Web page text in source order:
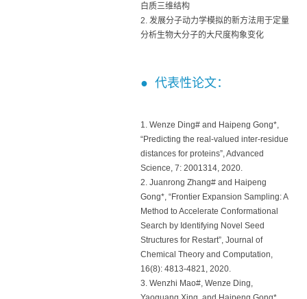
白质三维结构
2. 发展分子动力学模拟的新方法用于定量
分析生物大分子的大尺度构象变化
● 代表性论文：
1. Wenze Ding# and Haipeng Gong*,
“Predicting the real-valued inter-residue
distances for proteins”, Advanced
Science, 7: 2001314, 2020.
2. Juanrong Zhang# and Haipeng
Gong*, “Frontier Expansion Sampling: A
Method to Accelerate Conformational
Search by Identifying Novel Seed
Structures for Restart”, Journal of
Chemical Theory and Computation,
16(8): 4813-4821, 2020.
3. Wenzhi Mao#, Wenze Ding,